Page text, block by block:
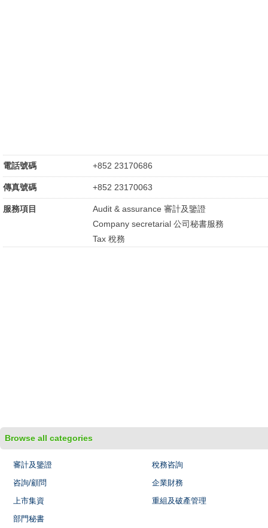
電話號碼 +852 23170686
傳真號碼 +852 23170063
服務項目
Audit & assurance 審計及鑒證
Company secretarial 公司秘書服務
Tax 稅務
Browse all categories
審計及鑒證
稅務咨詢
咨詢/顧問
企業財務
上市集資
重組及破產管理
部門秘書